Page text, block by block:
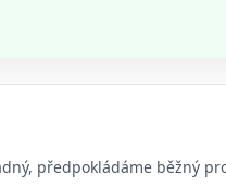
předpokládáme běžný